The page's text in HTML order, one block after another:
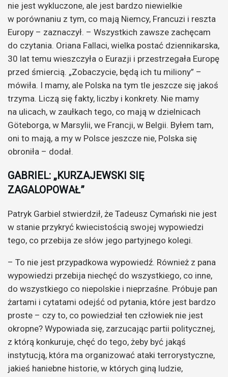
nie jest wykluczone, ale jest bardzo niewielkie
w porównaniu z tym, co mają Niemcy, Francuzi i reszta
Europy – zaznaczył. – Wszystkich zawsze zachęcam
do czytania. Oriana Fallaci, wielka postać dziennikarska,
30 lat temu wieszczyła o Eurazji i przestrzegała Europę
przed śmiercią. „Zobaczycie, będą ich tu miliony” –
mówiła. I mamy, ale Polska na tym tle jeszcze się jakoś
trzyma. Liczą się fakty, liczby i konkrety. Nie mamy
na ulicach, w zaułkach tego, co mają w dzielnicach
Göteborga, w Marsylii, we Francji, w Belgii. Byłem tam,
oni to mają, a my w Polsce jeszcze nie, Polska się
obroniła – dodał.
GABRIEL: „KURZAJEWSKI SIĘ
ZAGALOPOWAŁ”
Patryk Garbiel stwierdził, że Tadeusz Cymański nie jest
w stanie przykryć kwiecistością swojej wypowiedzi
tego, co przebija ze słów jego partyjnego kolegi.
– To nie jest przypadkowa wypowiedź. Również z pana
wypowiedzi przebija niechęć do wszystkiego, co inne,
do wszystkiego co niepolskie i nieprzaśne. Próbuje pan
żartami i cytatami odejść od pytania, które jest bardzo
proste – czy to, co powiedział ten człowiek nie jest
okropne? Wypowiada się, zarzucając partii politycznej,
z którą konkuruje, chęć do tego, żeby być jakąś
instytucją, która ma organizować ataki terrorystyczne,
jakieś haniebne historie, w których giną ludzie,